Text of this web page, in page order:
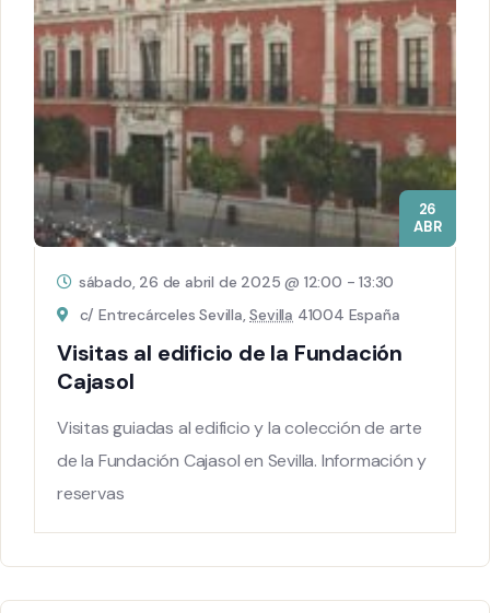
26
ABR
sábado, 26 de abril de 2025 @ 12:00 -13:30
c/ Entrecárceles Sevilla,Sevilla 41004 España
Visitas al edificio de la Fundación
Cajasol
Visitas guiadas al edificio y la colección de arte
de la Fundación Cajasol en Sevilla. Información y
reservas